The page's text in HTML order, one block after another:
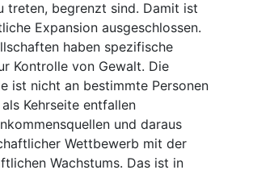
treten, begrenzt sind. Damit ist
Expansion ausgeschlossen.
haben spezifische
Kontrolle von Gewalt. Die
ist nicht an bestimmte Personen
Kehrseite entfallen
und daraus
Wettbewerb mit der
Wachstums. Das ist in